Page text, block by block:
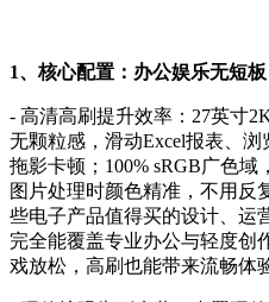
1、核心配置：办公娱乐无短
- 高清高刷提升效率：27英寸
无颗粒感，滑动Excel报表、
拖影卡顿；100% sRGB广色域
图片处理时颜色精准，不用反
些电子产品值得买的设计、运
完全能覆盖专业办公与轻度创
戏放松，高刷也能带来流畅体